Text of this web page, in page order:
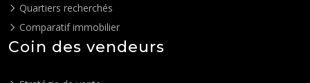
Quartiers recherchés
Comparatif immobilier
Coin des vendeurs